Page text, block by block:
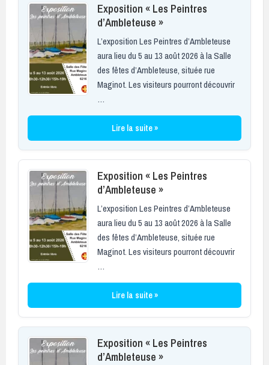
Exposition « Les Peintres
d’Ambleteuse »
L’exposition Les Peintres d’Ambleteuse
aura lieu du 5 au 13 août 2026 à la Salle
des fêtes d’Ambleteuse, située rue
Maginot. Les visiteurs pourront découvrir
…
Lire la suite »
Exposition « Les Peintres
d’Ambleteuse »
L’exposition Les Peintres d’Ambleteuse
aura lieu du 5 au 13 août 2026 à la Salle
des fêtes d’Ambleteuse, située rue
Maginot. Les visiteurs pourront découvrir
…
Lire la suite »
Exposition « Les Peintres
d’Ambleteuse »